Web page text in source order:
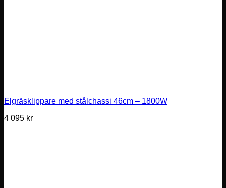
Elgräsklippare med stålchassi 46cm – 1800W
4 095 kr